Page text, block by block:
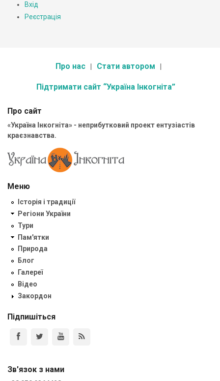
Вхід
Реєстрація
Про нас Стати автором
Підтримати сайт “Україна Інкогніта”
Про сайт
«Україна Інкогніта» - неприбутковий проект ентузіастів
краєзнавства.
Меню
Історія і традиції
Регіони України
Тури
Пам'ятки
Природа
Блог
Галереї
Відео
Закордон
Підпишіться
Зв'язок з нами